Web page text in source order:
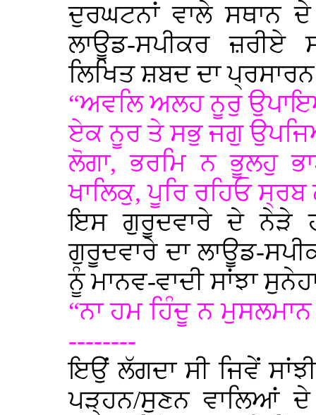
ਦੁਰਘਟਨਾਂ ਵਾਲੇ ਸਥਾਨ
ਲਾਊਡ-ਸਪੀਕਰ ਜ਼ਰੀਏ
ਲਿਖਿਤ ਸ਼ਬਦ ਦਾ ਪ੍ਰਸਾਰਨ
“ਅਵਲਿ ਅਲਹ ਨੂਰੁ
ਏਕ ਨੂਰ ਤੇ ਸਭੁ ਜਗੁ
ਲੋਗਾ, ਭਰਮਿ ਨ ਭੂਲਹੁ
ਖਾਲਿਕੁ, ਪੂਰਿ ਰਹਿਓ
ਇਸ ਗੁਰੂਦਵਾਰੇ ਦੇ ਨੇੜੇ
ਗੁਰੂਦਵਾਰੇ ਦਾ ਲਾਊਡ-
ਨੂੰ ਮਾਨਵ-ਵਾਦੀ ਸਾਂਝਾ
“ਨਾ ਹਮ ਹਿੰਦੂ ਨ
--------
ਇਉਂ ਲੱਗਦਾ ਸੀ ਜਿਵੇਂ
ਪੜ੍ਹਨ/ਸੁਣਨ ਵਾਲਿਆਂ ਦੇ